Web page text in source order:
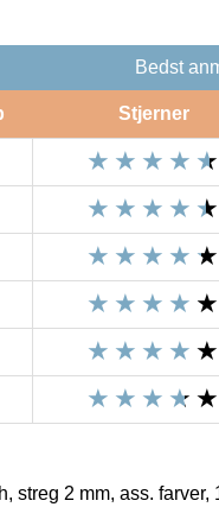
Bedst
Stjerner
streg 2 mm, ass. farver,